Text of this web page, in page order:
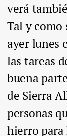
verá
Tal y como
ayer lunes
las tareas
buena
de Sierra
personas
hierro para